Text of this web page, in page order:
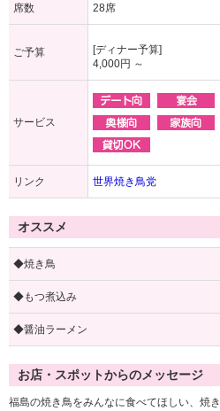
席数 28席
ご予算
[ディナー予算]
4,000円 ～
サービス
リンク 世界焼き鳥党
オススメ
◆焼き鳥
◆もつ煮込み
◆醤油ラーメン
お店・スポットからのメッセージ
福島の焼き鳥をみんなに食べてほしい、焼